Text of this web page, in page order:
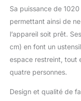
Sa puissance de
permettant ainsi de
l’appareil soit prêt.
cm) en font un
espace restreint, tout
quatre personnes.
Design et qualité de